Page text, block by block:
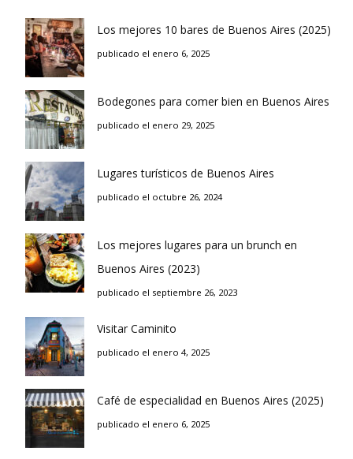
Los mejores 10 bares de Buenos Aires (2025)
publicado el enero 6, 2025
Bodegones para comer bien en Buenos Aires
publicado el enero 29, 2025
Lugares turísticos de Buenos Aires
publicado el octubre 26, 2024
Los mejores lugares para un brunch en
Buenos Aires (2023)
publicado el septiembre 26, 2023
Visitar Caminito
publicado el enero 4, 2025
Café de especialidad en Buenos Aires (2025)
publicado el enero 6, 2025